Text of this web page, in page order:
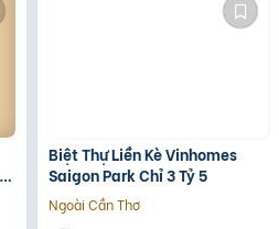
Biệt Thự Liền Kè Vinhomes
Saigon Park Chỉ 3 Tỷ 5
Ngoài Cần Thơ